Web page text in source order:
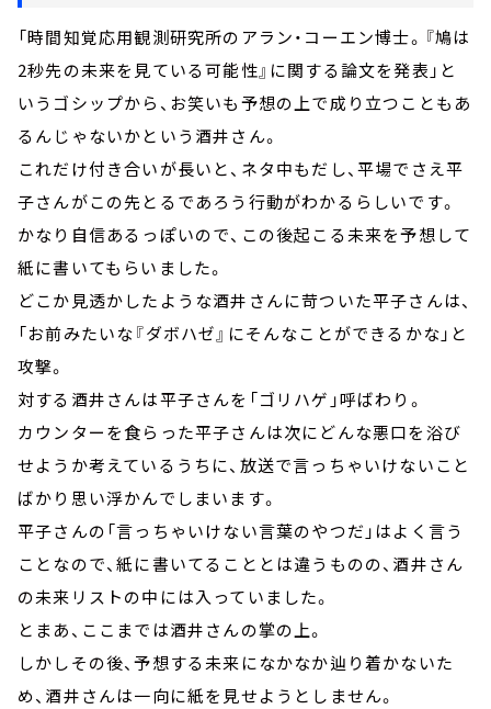
「時間知覚応用観測研究所のアラン・コーエン博士。『鳩は
2秒先の未来を見ている可能性』に関する論文を発表」と
いうゴシップから、お笑いも予想の上で成り立つこともあ
るんじゃないかという酒井さん。
これだけ付き合いが長いと、ネタ中もだし、平場でさえ平
子さんがこの先とるであろう行動がわかるらしいです。
かなり自信あるっぽいので、この後起こる未来を予想して
紙に書いてもらいました。
どこか見透かしたような酒井さんに苛ついた平子さんは、
「お前みたいな『ダボハゼ』にそんなことができるかな」と
攻撃。
対する酒井さんは平子さんを「ゴリハゲ」呼ばわり。
カウンターを食らった平子さんは次にどんな悪口を浴び
せようか考えているうちに、放送で言っちゃいけないこと
ばかり思い浮かんでしまいます。
平子さんの「言っちゃいけない言葉のやつだ」はよく言う
ことなので、紙に書いてることとは違うものの、酒井さん
の未来リストの中には入っていました。
とまあ、ここまでは酒井さんの掌の上。
しかしその後、予想する未来になかなか辿り着かないた
め、酒井さんは一向に紙を見せようとしません。